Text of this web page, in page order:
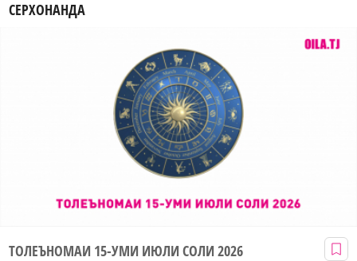
СЕРХОНАНДА
ТОЛЕЪНОМАИ 15-УМИ ИЮЛИ СОЛИ 2026